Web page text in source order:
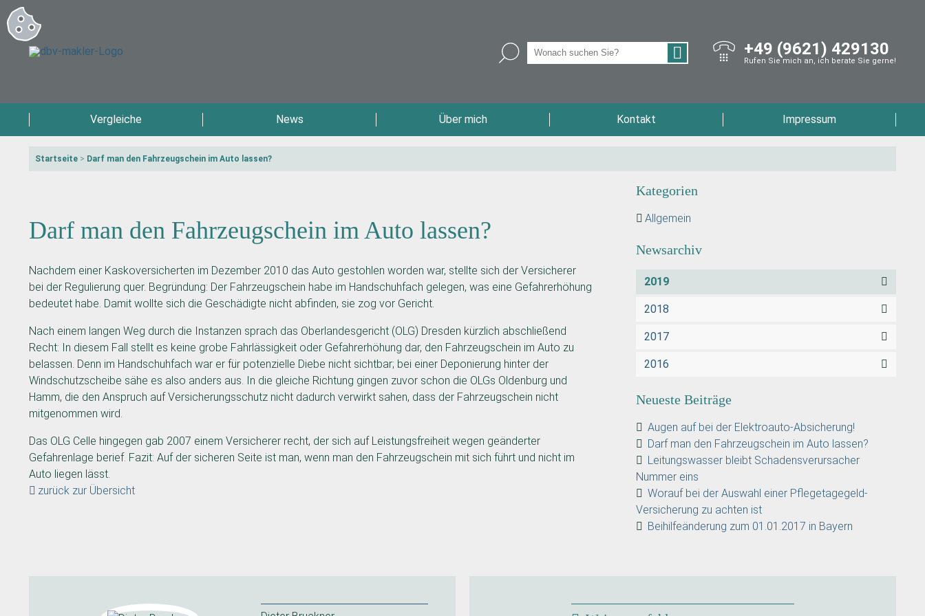
+49 (9621) 429130
Rufen Sie mich an, ich berate Sie gerne!
Vergleiche News Über mich Kontakt Impressum
Startseite > Darf man den Fahrzeugschein im Auto lassen?
Darf man den Fahrzeugschein im Auto lassen?
Nachdem einer Kaskoversicherten im Dezember 2010 das Auto gestohlen worden war, stellte sich der Versicherer
bei der Regulierung quer. Begründung: Der Fahrzeugschein habe im Handschuhfach gelegen, was eine Gefahrerhöhung
bedeutet habe. Damit wollte sich die Geschädigte nicht abfinden, sie zog vor Gericht.
Nach einem langen Weg durch die Instanzen sprach das Oberlandesgericht (OLG) Dresden kürzlich abschließend
Recht: In diesem Fall stellt es keine grobe Fahrlässigkeit oder Gefahrerhöhung dar, den Fahrzeugschein im Auto zu
belassen. Denn im Handschuhfach war er für potenzielle Diebe nicht sichtbar; bei einer Deponierung hinter der
Windschutzscheibe sähe es also anders aus. In die gleiche Richtung gingen zuvor schon die OLGs Oldenburg und
Hamm, die den Anspruch auf Versicherungsschutz nicht dadurch verwirkt sahen, dass der Fahrzeugschein nicht
mitgenommen wird.
Das OLG Celle hingegen gab 2007 einem Versicherer recht, der sich auf Leistungsfreiheit wegen geänderter
Gefahrenlage berief. Fazit: Auf der sicheren Seite ist man, wenn man den Fahrzeugschein mit sich führt und nicht im
Auto liegen lässt.
zurück zur Übersicht
Kategorien
Allgemein
Newsarchiv
2019
2018
2017
2016
Neueste Beiträge
Augen auf bei der Elektroauto-Absicherung!
Darf man den Fahrzeugschein im Auto lassen?
Leitungswasser bleibt Schadensverursacher
Nummer eins
Worauf bei der Auswahl einer Pflegetagegeld-
Versicherung zu achten ist
Beihilfeänderung zum 01.01.2017 in Bayern